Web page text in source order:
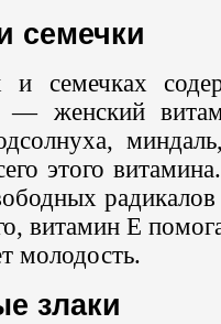
семечки
и семечках
— женский
этого
витамин E
молодость.
злаки